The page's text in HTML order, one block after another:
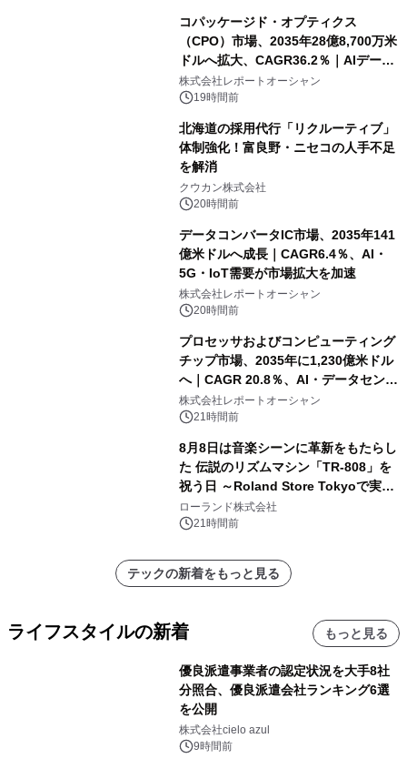
コパッケージド・オプティクス
（CPO）市場、2035年28億8,700万米
ドルへ拡大、CAGR36.2％｜AIデータ
センター・高速光通信需要が成長を加
速
株式会社レポートオーシャン
19時間前
北海道の採用代行「リクルーティブ」
体制強化！富良野・ニセコの人手不足
を解消
クウカン株式会社
20時間前
データコンバータIC市場、2035年141
億米ドルへ成長｜CAGR6.4％、AI・
5G・IoT需要が市場拡大を加速
株式会社レポートオーシャン
20時間前
プロセッサおよびコンピューティング
チップ市場、2035年に1,230億米ドル
へ｜CAGR 20.8％、AI・データセンタ
ー需要が成長を牽引
株式会社レポートオーシャン
21時間前
8月8日は音楽シーンに革新をもたらし
た 伝説のリズムマシン「TR-808」を
祝う日 ～Roland Store Tokyoで実機
を展示しての 記念キャンペーンを開
催 英国ラジオ「NTS」の 特別プログ
アーティストを フィーチャーしたアニ
メーションを公開～
ローランド株式会社
21時間前
テックの新着をもっと見る
ライフスタイルの新着 もっと見る
優良派遣事業者の認定状況を大手8社
分照合、優良派遣会社ランキング6選
を公開
株式会社cielo azul
9時間前